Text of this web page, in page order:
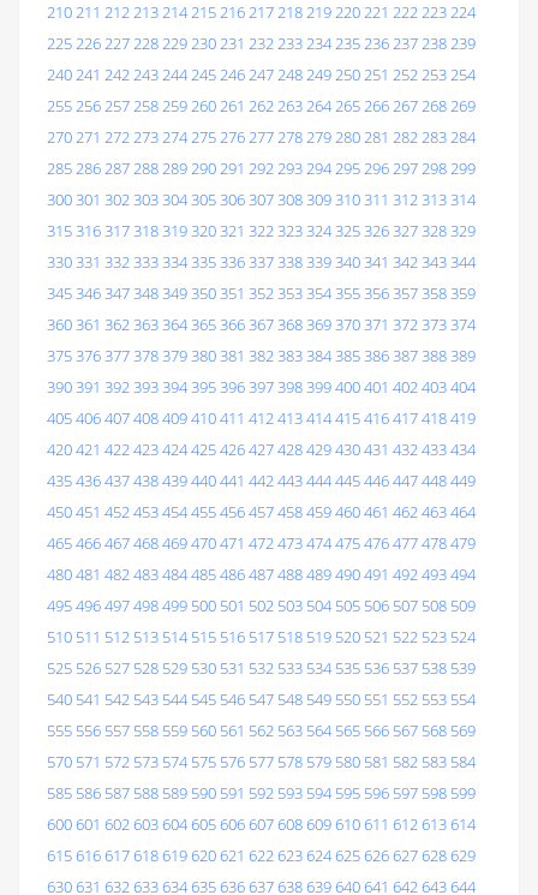
210211 212213214215216217218219220221 222223224
225226227228229230231 232233234235236237238239
240241 242243244245246247248249250251 252253254
255256257258259260261 262263264265266267268269
270271 272273274275276277278279280281 282283284
285286287288289290291 292293294295296297298299
300301 302303304305306307308309310311 312313314
315316317318319320321 322323324325326327328329
330331 332333334335336337338339340341 342343344
345346347348349350351 352353354355356357358359
360361 362363364365366367368369370371 372373374
375376377378379380381 382383384385386387388389
390391 392393394395396397398399400401 402403404
405406407408409410411 412413414415416417418419
420421 422423424425426427428429430431 432433434
435436437438439440441 442443444445446447448449
450451 452453454455456457458459460461 462463464
465466467468469470471 472473474475476477478479
480481 482483484485486487488489490491 492493494
495496497498499 500 501 502 503 504 505 506 507 508 509
510 511 512 513 514 515 516 517 518 519 520 521 522 523 524
525 526 527 528 529 530 531 532 533 534 535 536 537 538 539
540 541 542 543 544 545 546 547 548 549 550 551 552 553 554
555 556 557 558 559 560 561 562 563 564 565 566 567 568 569
570 571 572 573 574 575 576 577 578 579 580 581 582 583 584
585 586 587 588 589 590 591 592 593 594 595 596 597 598 599
600601 602603604605606607608609610611 612613614
615616617618619620621 622623624625626627628629
630631 632633634635636637638639640641 642643644